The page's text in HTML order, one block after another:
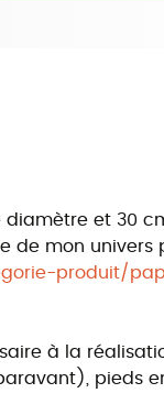
diamètre et 30
de mon univers
produit/
à la
pieds